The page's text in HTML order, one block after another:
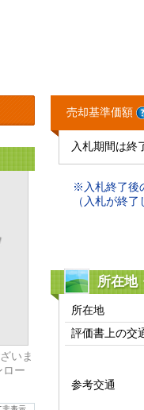
いま
ロー
売却基準価額
入札期間は終
※入札終了後
（入札が終
所在地
所在地
評価書上の交
参考交通